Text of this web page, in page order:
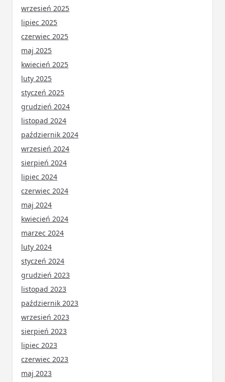
wrzesień 2025
lipiec 2025
czerwiec 2025
maj 2025
kwiecień 2025
luty 2025
styczeń 2025
grudzień 2024
listopad 2024
październik 2024
wrzesień 2024
sierpień 2024
lipiec 2024
czerwiec 2024
maj 2024
kwiecień 2024
marzec 2024
luty 2024
styczeń 2024
grudzień 2023
listopad 2023
październik 2023
wrzesień 2023
sierpień 2023
lipiec 2023
czerwiec 2023
maj 2023